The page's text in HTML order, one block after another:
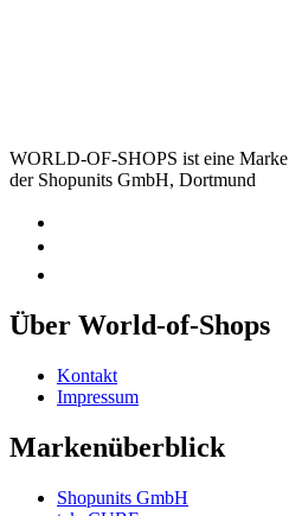
WORLD-OF-SHOPS ist eine Marke
der Shopunits GmbH, Dortmund
Über World-of-Shops
Kontakt
Impressum
Markenüberblick
Shopunits GmbH